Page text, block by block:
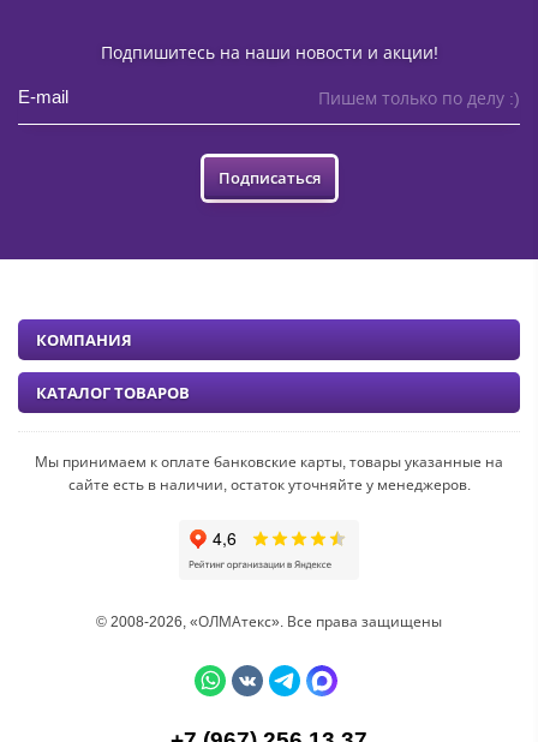
Подпишитесь на наши новости и акции!
Пишем только по делу :)
Подписаться
Мы принимаем к оплате банковские карты, товары указанные на
сайте есть в наличии, остаток уточняйте у менеджеров.
© 2008-2026, «ОЛМАтекс». Все права защищены
КОМПАНИЯ
КАТАЛОГ ТОВАРОВ